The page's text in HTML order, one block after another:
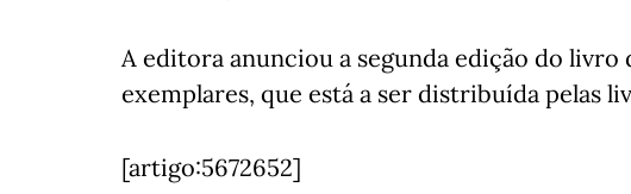
A editora anunciou a segunda edição do
exemplares, que está a ser distribuída pelas
[artigo:5672652]